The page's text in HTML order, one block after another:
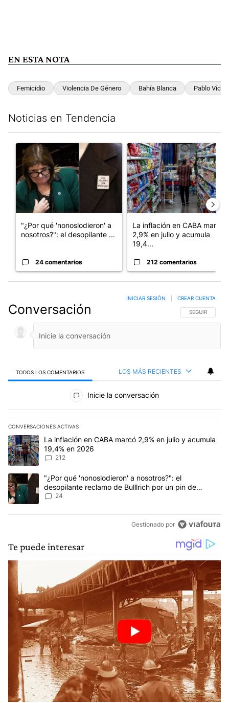
EN ESTA NOTA
Femicidio Violencia De Género Bahía Blanca Pablo
Noticias en Tendencia
Un artículo de tendencia con el título ""¿Por qué
"¿Por qué 'nonoslodieron' a
nosotros?": el desopilante ...
24 comentarios
Un artículo de tendencia con
La inflación en CABA marcó
2,9% en julio y acumula
19,4...
212 comentarios
Conversación SIGA ESTA
SEGUIR
INICIAR SESIÓN CREAR CUENTA
TODOS LOS COMENTARIOS LOS MÁS RECIENTES
Todos los comentarios
Inicie la conversación
CONVERSACIONES ACTIVAS
Este listado muestra los artículos con más comentarios en los
Un artículo de tendencia con el título "La inflación en CABA
La inflación en CABA marcó 2,9% en julio y acumula
19,4% en 2026
212
Un artículo de tendencia con el título ""¿Por qué 'nonoslodieron'
"¿Por qué 'nonoslodieron' a nosotros?": el
desopilante reclamo de Bulllrich por un pin de
Malvinas
24
Gestionado por